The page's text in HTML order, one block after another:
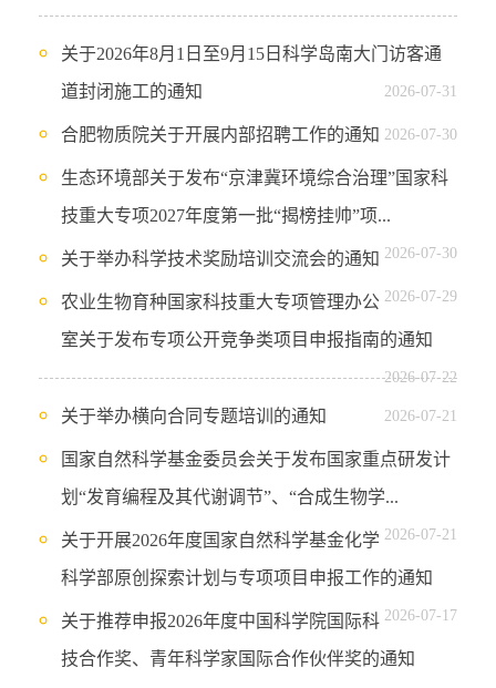
关于2026年8月1日至9月15日科学岛南大门访客通
道封闭施工的通知
2026-07-31
合肥物质院关于开展内部招聘工作的通知 2026-07-30
生态环境部关于发布“京津冀环境综合治理”国家科
技重大专项2027年度第一批“揭榜挂帅”项...
2026-07-30
关于举办科学技术奖励培训交流会的通知
2026-07-29
农业生物育种国家科技重大专项管理办公
室关于发布专项公开竞争类项目申报指南的通知
2026-07-22
关于举办横向合同专题培训的通知 2026-07-21
国家自然科学基金委员会关于发布国家重点研发计
划“发育编程及其代谢调节”、“合成生物学...
2026-07-21
关于开展2026年度国家自然科学基金化学
科学部原创探索计划与专项项目申报工作的通知
2026-07-17
关于推荐申报2026年度中国科学院国际科
技合作奖、青年科学家国际合作伙伴奖的通知